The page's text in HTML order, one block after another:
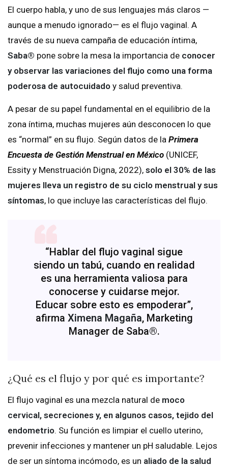
El cuerpo habla, y uno de sus lenguajes más claros —
aunque a menudo ignorado— es el flujo vaginal. A
través de su nueva campaña de educación íntima,
Saba® pone sobre la mesa la importancia de conocer
y observar las variaciones del flujo como una forma
poderosa de autocuidado y salud preventiva.
A pesar de su papel fundamental en el equilibrio de la
zona íntima, muchas mujeres aún desconocen lo que
es “normal” en su flujo. Según datos de la Primera
Encuesta de Gestión Menstrual en México (UNICEF,
Essity y Menstruación Digna, 2022), solo el 30% de las
mujeres lleva un registro de su ciclo menstrual y sus
síntomas, lo que incluye las características del flujo.
“Hablar del flujo vaginal sigue
siendo un tabú, cuando en realidad
es una herramienta valiosa para
conocerse y cuidarse mejor.
Educar sobre esto es empoderar”,
afirma Ximena Magaña, Marketing
Manager de Saba®.
¿Qué es el flujo y por qué es importante?
El flujo vaginal es una mezcla natural de moco
cervical, secreciones y, en algunos casos, tejido del
endometrio. Su función es limpiar el cuello uterino,
prevenir infecciones y mantener un pH saludable. Lejos
de ser un síntoma incómodo, es un aliado de la salud